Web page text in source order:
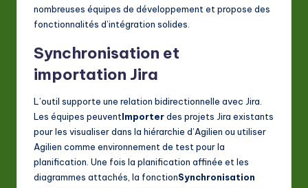
nombreuses équipes de développement et propose des
fonctionnalités d’intégration solides.
Synchronisation et
importation Jira
L’outil supporte une relation bidirectionnelle avec Jira.
Les équipes peuventImporterdes projets Jira existants
pour les visualiser dans la hiérarchie d’Agilien ou utiliser
Agilien comme environnement de test pour la
planification. Une fois la planification affinée et les
diagrammes attachés, la fonctionSynchronisation